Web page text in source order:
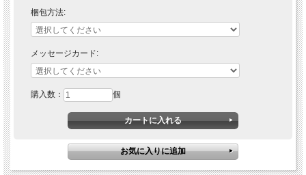
梱包方法:
メッセージカード:
購入数： 個